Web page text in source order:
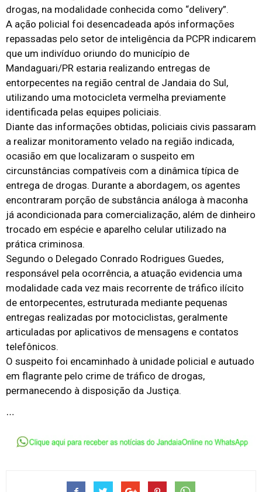
drogas, na modalidade conhecida como “delivery”.
A ação policial foi desencadeada após informações
repassadas pelo setor de inteligência da PCPR indicarem
que um indivíduo oriundo do município de
Mandaguari/PR estaria realizando entregas de
entorpecentes na região central de Jandaia do Sul,
utilizando uma motocicleta vermelha previamente
identificada pelas equipes policiais.
Diante das informações obtidas, policiais civis passaram
a realizar monitoramento velado na região indicada,
ocasião em que localizaram o suspeito em
circunstâncias compatíveis com a dinâmica típica de
entrega de drogas. Durante a abordagem, os agentes
encontraram porção de substância análoga à maconha
já acondicionada para comercialização, além de dinheiro
trocado em espécie e aparelho celular utilizado na
prática criminosa.
Segundo o Delegado Conrado Rodrigues Guedes,
responsável pela ocorrência, a atuação evidencia uma
modalidade cada vez mais recorrente de tráfico ilícito
de entorpecentes, estruturada mediante pequenas
entregas realizadas por motociclistas, geralmente
articuladas por aplicativos de mensagens e contatos
telefônicos.
O suspeito foi encaminhado à unidade policial e autuado
em flagrante pelo crime de tráfico de drogas,
permanecendo à disposição da Justiça.
…